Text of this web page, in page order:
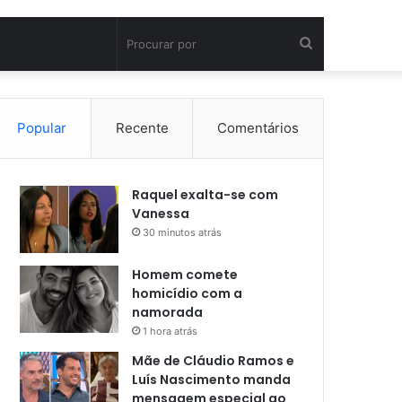
por
Popular Recente Comentários
Raquel exalta-se com
Vanessa
30 minutos atrás
Homem comete
homicídio com a
namorada
1 hora atrás
Mãe de Cláudio Ramos e
Luís Nascimento manda
mensagem especial ao